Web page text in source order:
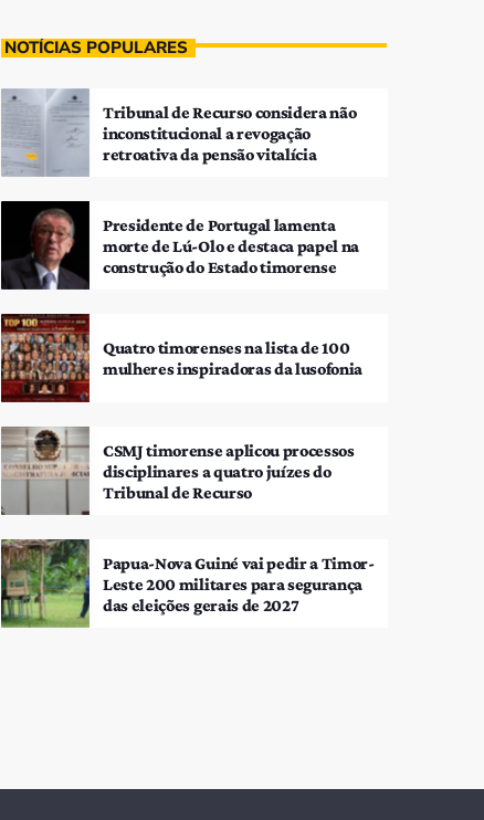
NOTÍCIAS POPULARES
Tribunal de Recurso considera não
inconstitucional a revogação
retroativa da pensão vitalícia
Presidente de Portugal lamenta
morte de Lú-Olo e destaca papel na
construção do Estado timorense
Quatro timorenses na lista de 100
mulheres inspiradoras da lusofonia
CSMJ timorense aplicou processos
disciplinares a quatro juízes do
Tribunal de Recurso
Papua-Nova Guiné vai pedir a Timor-
Leste 200 militares para segurança
das eleições gerais de 2027